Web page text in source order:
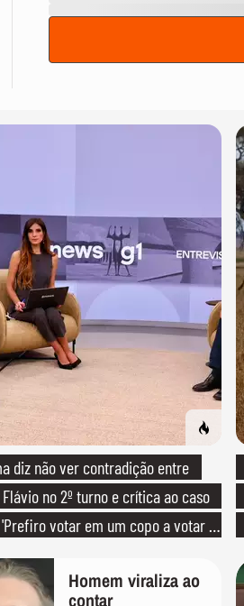
diz não ver contradição entre
no 2º turno e crítica ao caso
votar em um copo a votar no
Homem viraliza ao
contar